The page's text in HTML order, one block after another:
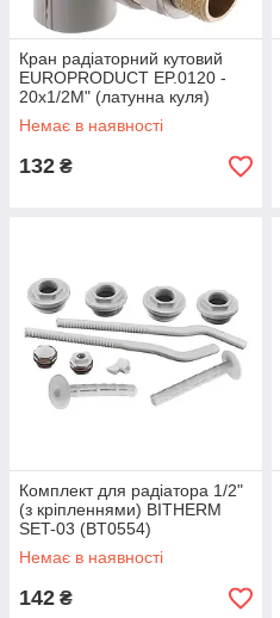
Кран радіаторний кутовий
EUROPRODUCT EP.0120 -
20x1/2M" (латунна куля)
(EP4045)
Немає в наявності
132 ₴
Комплект для радіатора 1/2"
(з кріпленнями) BITHERM
SET-03 (BT0554)
Немає в наявності
142 ₴